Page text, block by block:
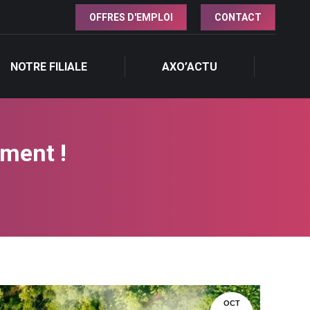
OFFRES D'EMPLOI CONTACT
NOTRE FILIALE AXO’ACTU
!
OCT
NOTRE FILIALE AXO’ACTU